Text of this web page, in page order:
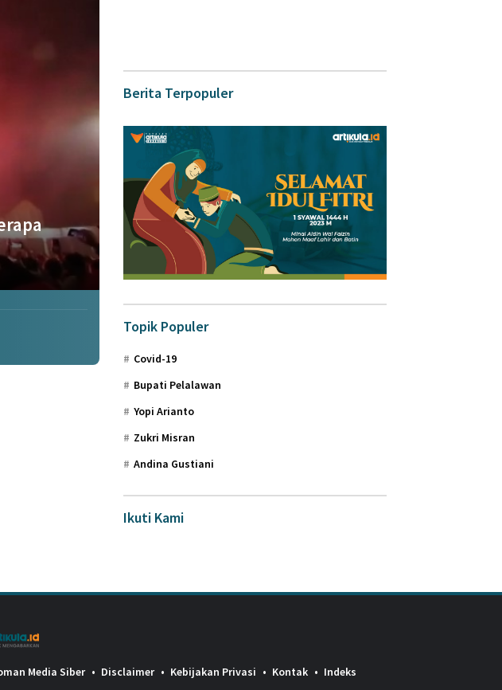
Berita Terpopuler
Topik Populer
Covid-19
Bupati Pelalawan
Yopi Arianto
Zukri Misran
Andina Gustiani
Ikuti Kami
Media Siber Disclaimer Kebijakan Privasi Kontak Indeks